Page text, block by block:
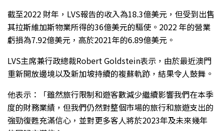
截至2022 財年，LVS報告的收入為18.3億美元，但受到出售
其拉斯維加斯物業所得的36億美元的驅使。2022 年的營業
虧損為7.92億美元，高於2021年的6.89億美元。
LVS主席兼行政總裁Robert Goldstein表示，由於最近澳門
重新開放邊境以及新加坡持續的複蘇軌跡，結果令人鼓舞。
他表示：「雖然旅行限制和遊客數減少繼續影響我們在本季
度的財務業績，但我們仍然對整個市場的旅行和旅遊支出的
強勁復甦充滿信心，並對更多客人將於2023年及未來幾年